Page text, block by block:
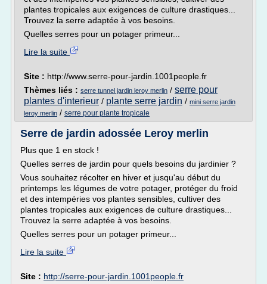
plantes tropicales aux exigences de culture drastiques...
Trouvez la serre adaptée à vos besoins.
Quelles serres pour un potager primeur...
Lire la suite
Site : http://www.serre-pour-jardin.1001people.fr
Thèmes liés : serre tunnel jardin leroy merlin / serre pour
plantes d'interieur / plante serre jardin / mini serre jardin
leroy merlin / serre pour plante tropicale
Serre de jardin adossée Leroy merlin
Plus que 1 en stock !
Quelles serres de jardin pour quels besoins du jardinier ?
Vous souhaitez récolter en hiver et jusqu'au début du
printemps les légumes de votre potager, protéger du froid
et des intempéries vos plantes sensibles, cultiver des
plantes tropicales aux exigences de culture drastiques...
Trouvez la serre adaptée à vos besoins.
Quelles serres pour un potager primeur...
Lire la suite
Site : http://serre-pour-jardin.1001people.fr